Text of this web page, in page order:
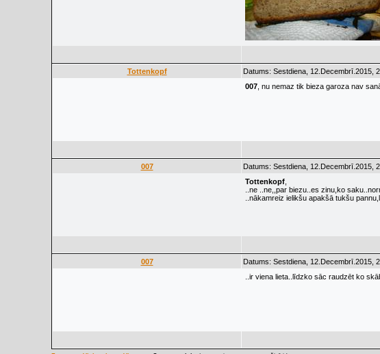
Tottenkopf Datums: Sestdiena, 12.Decembrī.2015,
007 , nu nemaz tik bieza garoza nav
007 Datums: Sestdiena, 12.Decembrī.2015,
Tottenkopf
..ne ..ne,,par biezu..es zinu,ko
..nākamreiz ielikšu apakšā tukšu
007 Datums: Sestdiena, 12.Decembrī.2015,
..ir viena lieta..līdzko sāc raudzēt ko